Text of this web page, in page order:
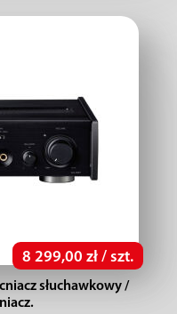
8 299,00 zł / szt.
słuchawkowy /